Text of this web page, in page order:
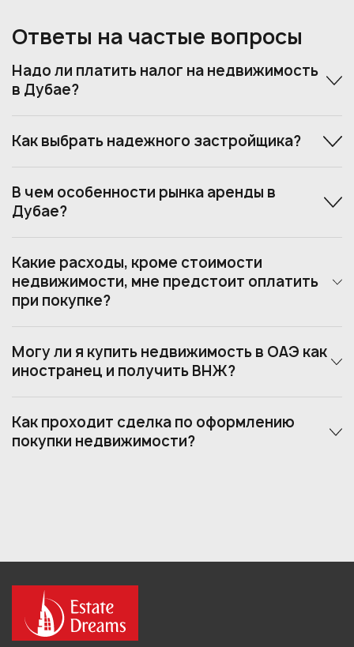
Ответы на частые вопросы
Надо ли платить налог на недвижимость
в Дубае?
Как выбрать надежного застройщика?
В чем особенности рынка аренды в
Дубае?
Какие расходы, кроме стоимости
недвижимости, мне предстоит оплатить
при покупке?
Могу ли я купить недвижимость в ОАЭ как
иностранец и получить ВНЖ?
Как проходит сделка по оформлению
покупки недвижимости?